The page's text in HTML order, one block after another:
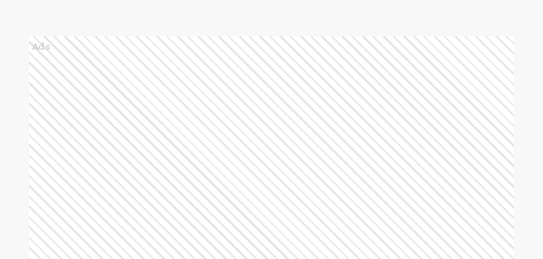
Ads